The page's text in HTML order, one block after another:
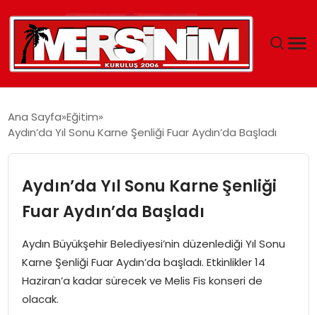
GÜNCEL
SAĞLIK
EĞITIM
SPOR
Ana Sayfa Eğitim
Aydın’da Yıl Sonu Karne Şenliği Fuar Aydın’da Başladı
Aydın’da Yıl Sonu Karne Şenliği
Fuar Aydın’da Başladı
Aydın Büyükşehir Belediyesi’nin düzenlediği Yıl Sonu
Karne Şenliği Fuar Aydın’da başladı. Etkinlikler 14
Haziran’a kadar sürecek ve Melis Fis konseri de
olacak.